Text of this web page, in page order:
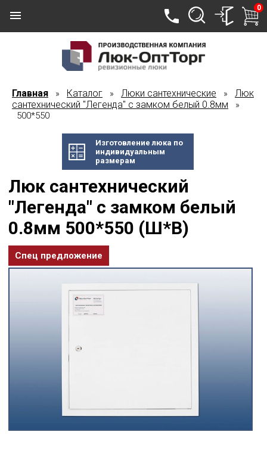
0
Главная » Каталог » Люки сантехнические » Люк
сантехнический "Легенда" с замком белый 0.8мм »
500*550
Изготовление люка по
индивидуальным
размерам
Люк сантехнический
"Легенда" с замком белый
0.8мм 500*550 (Ш*В)
Спец предложение